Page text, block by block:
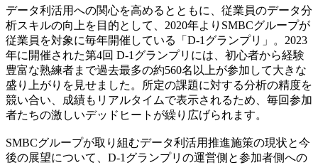
データ利活用への関心を高めるとともに、従業員のデータ分
析スキルの向上を目的として、2020年よりSMBCグループが
従業員を対象に毎年開催している「D-1グランプリ」。2023
年に開催された第4回 D-1グランプリには、初心者から経験
豊富な熟練者まで過去最多の約560名以上が参加して大きな
盛り上がりを見せました。所定の課題に対する分析の精度を
競い合い、成績もリアルタイムで表示されるため、毎回参加
者たちの激しいデッドヒートが繰り広げられます。
SMBCグループが取り組むデータ利活用推進施策の現状と今
後の展望について、D-1グランプリの運営側と参加者側への